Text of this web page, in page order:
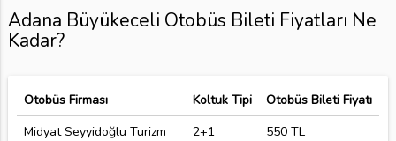
Adana Büyükeceli Otobüs Bileti Fiyatları Ne
Kadar?
Otobüs Firması Koltuk Tipi
Otobüs Bileti Fiyatı
Midyat Seyyidoğlu Turizm
2+1
550 TL